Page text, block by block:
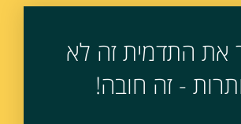
את התדמית זה לא
- זה חובה!